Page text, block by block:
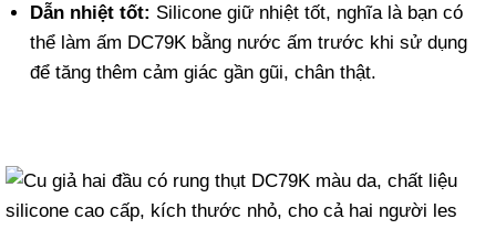
Dẫn nhiệt tốt: Silicone giữ nhiệt tốt, nghĩa là bạn có
thể làm ấm DC79K bằng nước ấm trước khi sử dụng
để tăng thêm cảm giác gần gũi, chân thật.